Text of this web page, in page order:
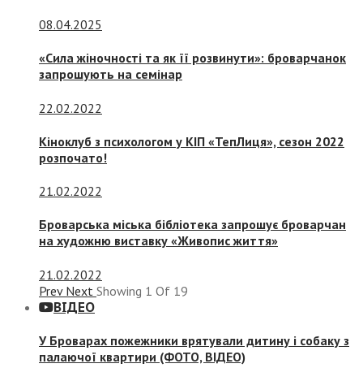
08.04.2025
«Сила жіночності та як її розвинути»: броварчанок
запрошують на семінар
22.02.2022
Кіноклуб з психологом у КІП «ТепЛиця», сезон 2022
розпочато!
21.02.2022
Броварська міська бібліотека запрошує броварчан
на художню виставку «Живопис життя»
21.02.2022
Prev Next Showing 1 Of 19
ВІДЕО
У Броварах пожежники врятували дитину і собаку з
палаючої квартири (ФОТО, ВІДЕО)